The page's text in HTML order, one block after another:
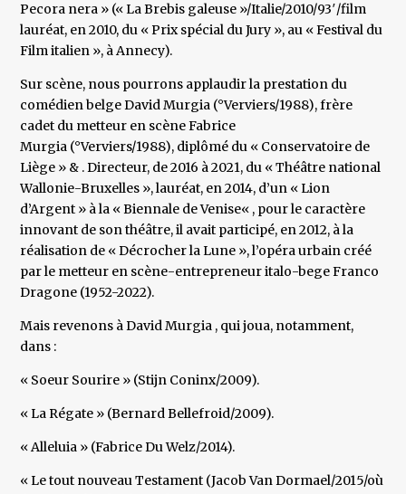
Pecora nera » (« La Brebis galeuse »/Italie/2010/93′/film
lauréat, en 2010, du « Prix spécial du Jury », au « Festival du
Film italien », à Annecy).
Sur scène, nous pourrons applaudir la prestation du
comédien belge David Murgia (°Verviers/1988), frère
cadet du metteur en scène Fabrice
Murgia (°Verviers/1988), diplômé du « Conservatoire de
Liège » & . Directeur, de 2016 à 2021, du « Théâtre national
Wallonie-Bruxelles », lauréat, en 2014, d’un « Lion
d’Argent » à la « Biennale de Venise« , pour le caractère
innovant de son théâtre, il avait participé, en 2012, à la
réalisation de « Décrocher la Lune », l’opéra urbain créé
par le metteur en scène-entrepreneur italo-bege Franco
Dragone (1952-2022).
Mais revenons à David Murgia , qui joua, notamment,
dans :
« Soeur Sourire » (Stijn Coninx/2009).
« La Régate » (Bernard Bellefroid/2009).
« Alleluia » (Fabrice Du Welz/2014).
« Le tout nouveau Testament (Jacob Van Dormael/2015/où